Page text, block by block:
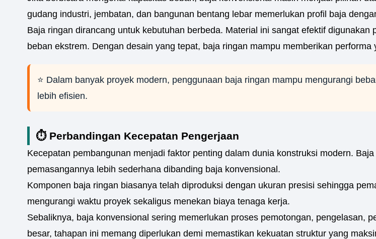
gudang industri, jembatan, dan bangunan bentang lebar memerlukan profil baja
Baja ringan dirancang untuk kebutuhan berbeda. Material ini sangat efektif
beban ekstrem. Dengan desain yang tepat, baja ringan mampu memberikan
⭐ Dalam banyak proyek modern, penggunaan baja ringan mampu mengurangi
lebih efisien.
⏱️ Perbandingan Kecepatan Pengerjaan
Kecepatan pembangunan menjadi faktor penting dalam dunia konstruksi modern.
pemasangannya lebih sederhana dibanding baja konvensional.
Komponen baja ringan biasanya telah diproduksi dengan ukuran presisi sehingga
mengurangi waktu proyek sekaligus menekan biaya tenaga kerja.
Sebaliknya, baja konvensional sering memerlukan proses pemotongan, pengelasan,
besar, tahapan ini memang diperlukan demi memastikan kekuatan struktur yang